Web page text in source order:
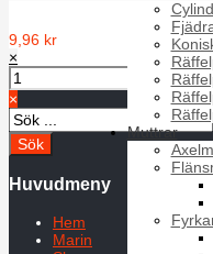
Muttrar
9,96 kr
×
×
Huvudmeny
Hem
Marin